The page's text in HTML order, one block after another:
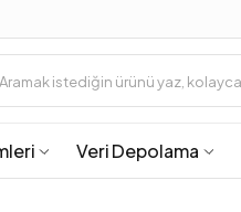
Veri Depolama